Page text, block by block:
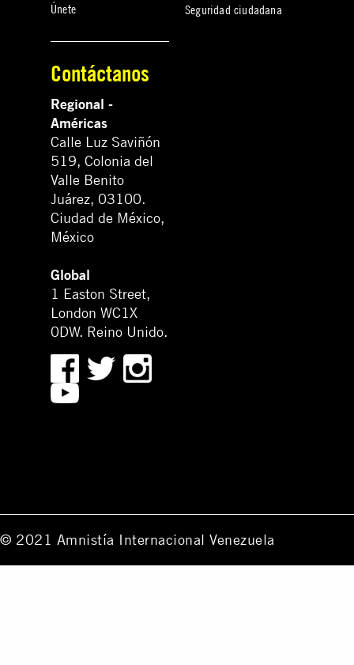
Únete
Seguridad ciudadana
Contáctanos
Regional -
Américas
Calle Luz Saviñón
519, Colonia del
Valle Benito
Juárez, 03100.
Ciudad de México,
México
Global
1 Easton Street,
London WC1X
0DW. Reino Unido.
© 2021 Amnistía Internacional Venezuela